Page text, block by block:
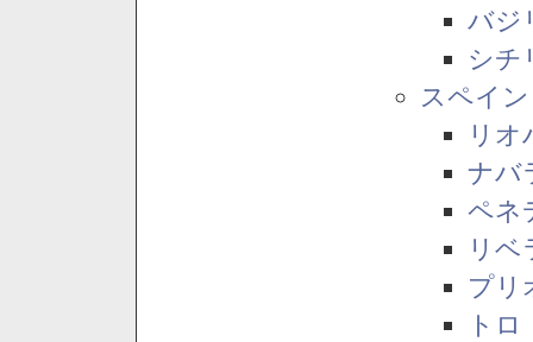
バジ
シチ
スペイン
リオ
ナバ
ペネ
リベ
プリ
トロ